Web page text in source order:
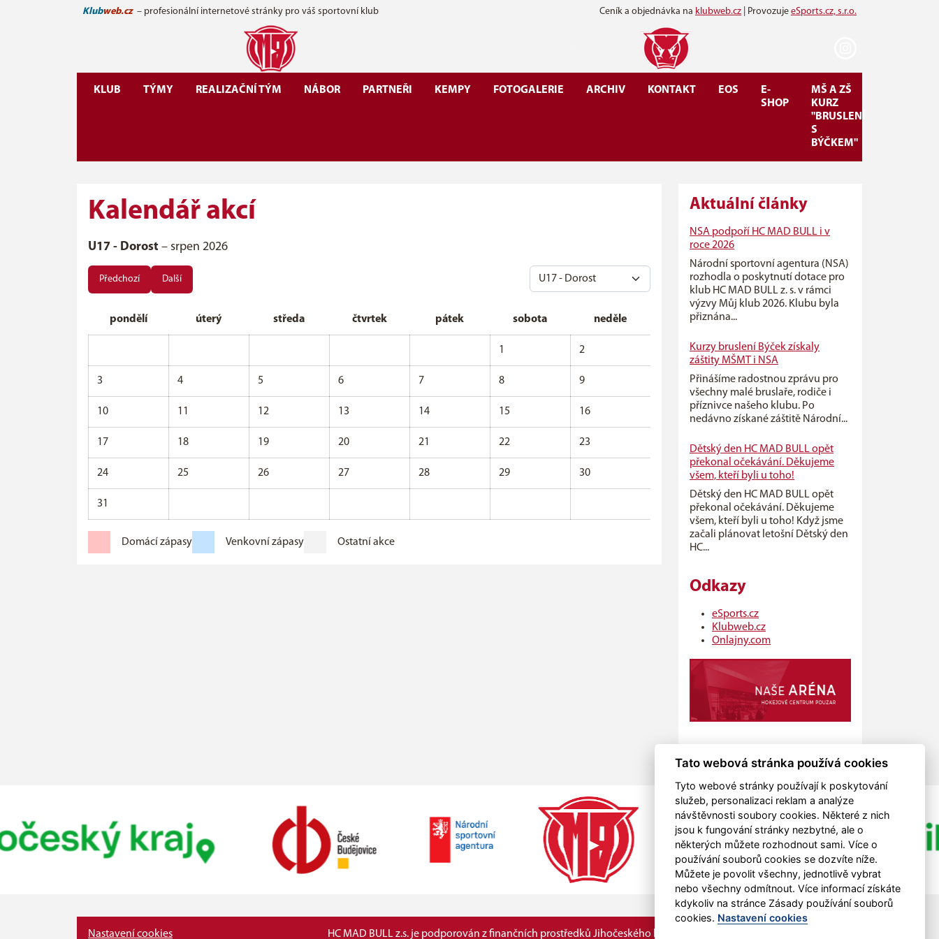
Klubweb.cz – profesionální internetové stránky pro váš sportovní klub Ceník a objednávka na klubweb.cz | Provozuje eSports.cz, s.r.o.
KLUB TÝMY REALIZAČNÍ TÝM NÁBOR PARTNEŘI KEMPY FOTOGALERIE ARCHIV KONTAKT EOS
E-
SHOP
MŠ A ZŠ
KURZ
"BRUSLENÍ
S
BÝČKEM"
Kalendář akcí
U17 - Dorost – srpen 2026
Předchozí Další
pondělí úterý středa čtvrtek pátek sobota neděle
1 2
3 4 5 6 7 8 9
10 11 12 13 14 15 16
17 18 19 20 21 22 23
24 25 26 27 28 29 30
31
Domácí zápasy Venkovní zápasy Ostatní akce
Aktuální články
NSA podpoří HC MAD BULL i v
roce 2026
Národní sportovní agentura (NSA)
rozhodla o poskytnutí dotace pro
klub HC MAD BULL z. s. v rámci
výzvy Můj klub 2026. Klubu byla
přiznána...
Kurzy bruslení Býček získaly
záštity MŠMT i NSA
Přinášíme radostnou zprávu pro
všechny malé bruslaře, rodiče i
příznivce našeho klubu. Po
nedávno získané záštitě Národní...
Dětský den HC MAD BULL opět
překonal očekávání. Děkujeme
všem, kteří byli u toho!
Dětský den HC MAD BULL opět
překonal očekávání. Děkujeme
všem, kteří byli u toho! Když jsme
začali plánovat letošní Dětský den
HC...
Odkazy
eSports.cz
Klubweb.cz
Onlajny.com
Nastavení cookies HC MAD BULL z.s. je podporován z finančních prostředků Jihočeského kraje.
Tato webová stránka používá cookies
Tyto webové stránky používají k poskytování
služeb, personalizaci reklam a analýze
návštěvnosti soubory cookies. Některé z nich
jsou k fungování stránky nezbytné, ale o
některých můžete rozhodnout sami. Více o
používání souborů cookies se dozvíte níže.
Můžete je povolit všechny, jednotlivě vybrat
nebo všechny odmítnout. Více informací získáte
kdykoliv na stránce Zásady používání souborů
cookies. Nastavení cookies